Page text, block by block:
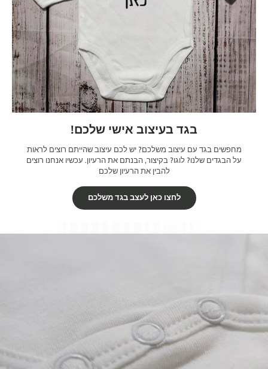
בגד בעיצוב אישי שלכם!
מחפשים בגד עם עיצוב משלכם? יש לכם עיצוב שהייתם רוצים לראות
על הבגדים שלנו? לוגו? בקיצור, הבנתם את הרעיון. עכשיו אנחנו רוצים
להבין את הרעיון שלכם
לחצו כאן לעצב בגד משלכם